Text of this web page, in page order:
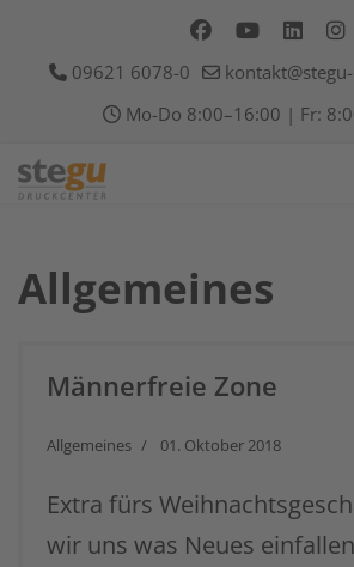
09621 6078-0
Mo-Do 8:00–16:00 | Fr:
Allgemeines
Männerfreie Zone
Allgemeines 01. Oktober 2018
Extra fürs
wir uns was Neues